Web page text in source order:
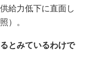
給力低下に直面し
）。
とみているわけで